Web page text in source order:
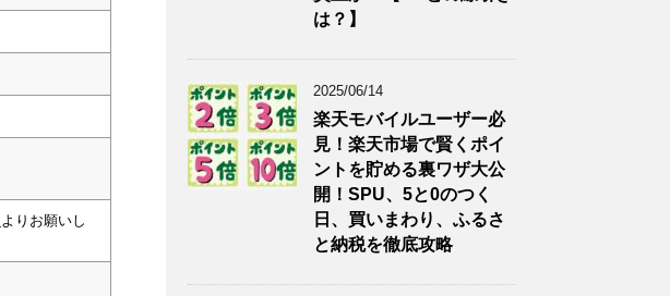
よりお願いし
は？】
2025/06/14
楽天モバイルユーザー必
見！楽天市場で賢くポイ
ントを貯める裏ワザ大公
開！SPU、5と0のつく
日、買いまわり、ふるさ
と納税を徹底攻略